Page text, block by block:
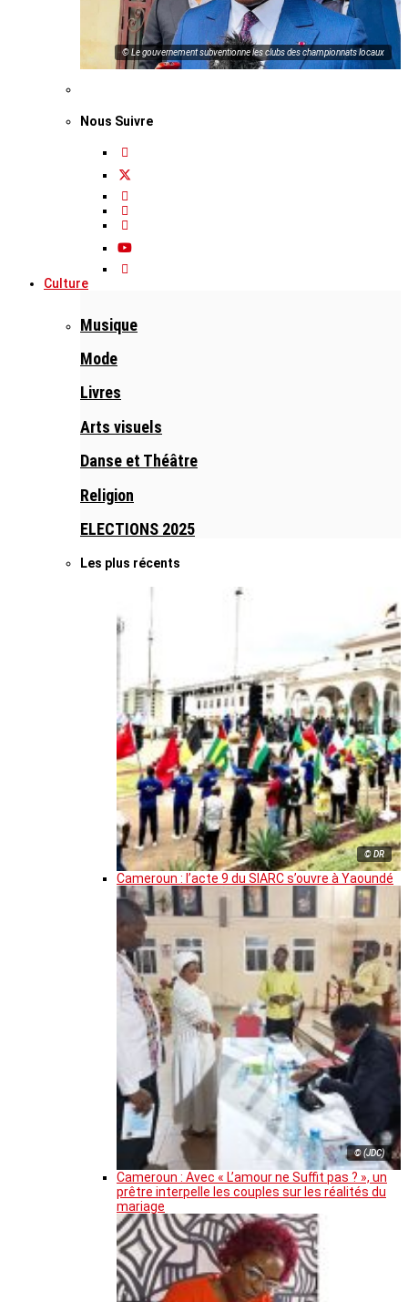
© Le gouvernement subventionne les clubs des championnats locaux
Nous Suivre
Culture
Musique
Mode
Livres
Arts visuels
Danse et Théâtre
Religion
ELECTIONS 2025
Les plus récents
© DR
Cameroun : l’acte 9 du SIARC s’ouvre à Yaoundé
© (JDC)
Cameroun : Avec « L’amour ne Suffit pas ? », un
prêtre interpelle les couples sur les réalités du
mariage